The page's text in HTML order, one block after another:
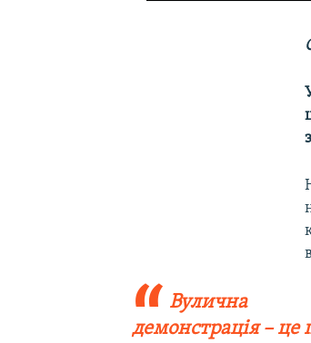
Вулична
демонстрація – це